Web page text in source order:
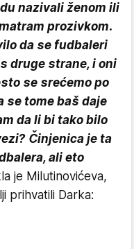
nazivali ženom ili
prozivkom.
da se fudbaleri
druge strane, i oni
se srećemo po
se tome baš daje
da li bi tako bilo
Činjenica je ta
ali eto
je Milutinovićeva,
prihvatili Darka: